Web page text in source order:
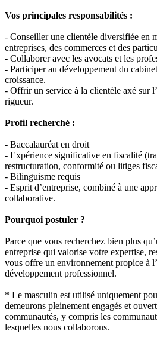
Vos principales responsabilités :
- Conseiller une clientèle diversifiée en
entreprises, des commerces et des
- Collaborer avec les avocats et les
- Participer au développement du
croissance.
- Offrir un service à la clientèle axé sur
rigueur.
Profil recherché :
- Baccalauréat en droit
- Expérience significative en fiscalité
restructuration, conformité ou litiges
- Bilinguisme requis
- Esprit d’entreprise, combiné à une
collaborative.
Pourquoi postuler ?
Parce que vous recherchez bien plus
entreprise qui valorise votre expertise,
vous offre un environnement propice à
développement professionnel.
* Le masculin est utilisé uniquement
demeurons pleinement engagés et
communautés, y compris les
lesquelles nous collaborons.